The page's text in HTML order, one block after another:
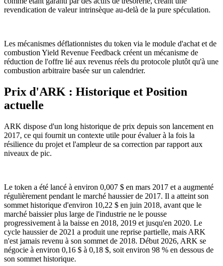
revendication de valeur intrinsèque au-delà de la pure spéculation.
Les mécanismes déflationnistes du token via le module d'achat et de
combustion Yield Revenue Feedback créent un mécanisme de
réduction de l'offre lié aux revenus réels du protocole plutôt qu'à une
combustion arbitraire basée sur un calendrier.
Prix d'ARK : Historique et Position
actuelle
ARK dispose d'un long historique de prix depuis son lancement en
2017, ce qui fournit un contexte utile pour évaluer à la fois la
résilience du projet et l'ampleur de sa correction par rapport aux
niveaux de pic.
Le token a été lancé à environ 0,007 $ en mars 2017 et a augmenté
régulièrement pendant le marché haussier de 2017. Il a atteint son
sommet historique d'environ 10,22 $ en juin 2018, avant que le
marché baissier plus large de l'industrie ne le pousse
progressivement à la baisse en 2018, 2019 et jusqu'en 2020. Le
cycle haussier de 2021 a produit une reprise partielle, mais ARK
n'est jamais revenu à son sommet de 2018. Début 2026, ARK se
négocie à environ 0,16 $ à 0,18 $, soit environ 98 % en dessous de
son sommet historique.